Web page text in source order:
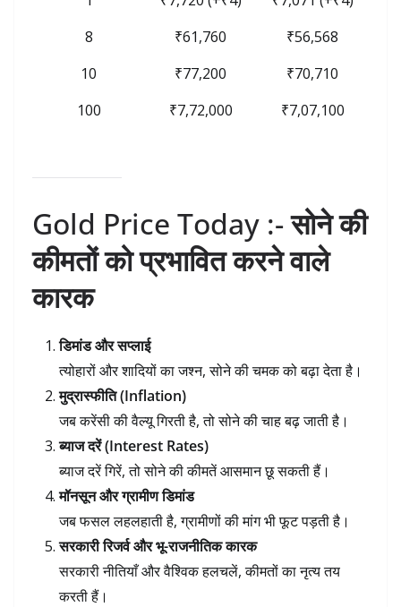
8
₹61,760
₹56,568
10
₹77,200
₹70,710
100
₹7,72,000 ₹7,07,100
Gold Price Today :-सोने की
कीमतों को प्रभावित करने वाले
कारक
डिमांड और सप्लाई
त्योहारों और शादियों का जश्न, सोने की चमक को बढ़ा देता है।
मुद्रास्फीति (Inflation)
जब करेंसी की वैल्यू गिरती है, तो सोने की चाह बढ़ जाती है।
ब्याज दरें (Interest Rates)
ब्याज दरें गिरें, तो सोने की कीमतें आसमान छू सकती हैं।
मॉनसून और ग्रामीण डिमांड
जब फसल लहलहाती है, ग्रामीणों की मांग भी फूट पड़ती है।
सरकारी रिजर्व और भू-राजनीतिक कारक
सरकारी नीतियाँ और वैश्विक हलचलें, कीमतों का नृत्य तय
करती हैं।